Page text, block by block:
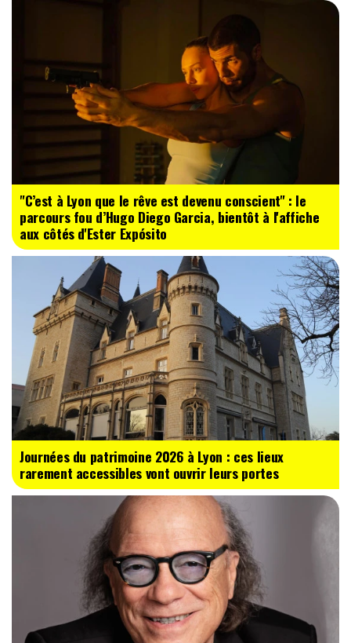
"C’est à Lyon que le rêve est devenu conscient" : le
parcours fou d’Hugo Diego Garcia, bientôt à l'affiche
aux côtés d'Ester Expósito
Journées du patrimoine 2026 à Lyon : ces lieux
rarement accessibles vont ouvrir leurs portes